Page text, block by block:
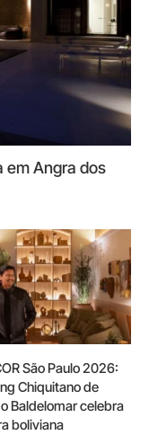
em Angra dos
São Paulo 2026:
Chiquitano de
Baldelomar celebra
boliviana